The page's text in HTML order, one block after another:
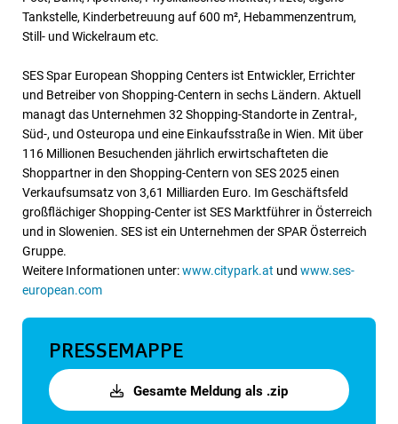
Tankstelle, Kinderbetreuung auf 600 m², Hebammenzentrum,
Still- und Wickelraum etc.
SES Spar European Shopping Centers ist Entwickler, Errichter
und Betreiber von Shopping-Centern in sechs Ländern. Aktuell
managt das Unternehmen 32 Shopping-Standorte in Zentral-,
Süd-, und Osteuropa und eine Einkaufsstraße in Wien. Mit über
116 Millionen Besuchenden jährlich erwirtschafteten die
Shoppartner in den Shopping-Centern von SES 2025 einen
Verkaufsumsatz von 3,61 Milliarden Euro. Im Geschäftsfeld
großflächiger Shopping-Center ist SES Marktführer in Österreich
und in Slowenien. SES ist ein Unternehmen der SPAR Österreich
Gruppe.
Weitere Informationen unter:www.citypark.at und www.ses-
european.com
PRESSEMAPPE
Gesamte Meldung als .zip